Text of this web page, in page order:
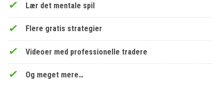
Lær det mentale spil
Flere gratis strategier
Videoer med professionelle tradere
Og meget mere…